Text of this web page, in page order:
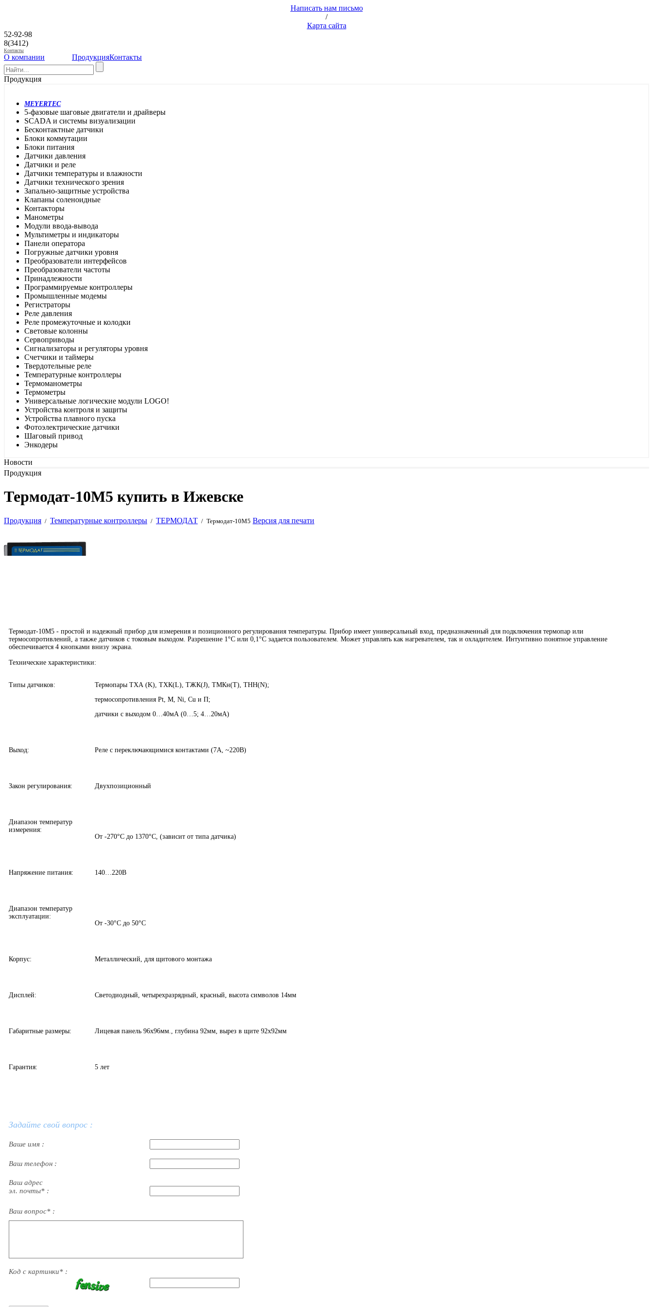
Написать нам письмо
/
Карта сайта
52-92-98
8(3412)
Контакты
О компании ПродукцияКонтакты
Продукция
MEYERTEC
5-фазовые шаговые двигатели и драйверы
SCADA и системы визуализации
Бесконтактные датчики
Блоки коммутации
Блоки питания
Датчики давления
Датчики и реле
Датчики температуры и влажности
Датчики технического зрения
Запально-защитные устройства
Клапаны соленоидные
Контакторы
Манометры
Модули ввода-вывода
Мультиметры и индикаторы
Панели оператора
Погружные датчики уровня
Преобразователи интерфейсов
Преобразователи частоты
Принадлежности
Программируемые контроллеры
Промышленные модемы
Регистраторы
Реле давления
Реле промежуточные и колодки
Световые колонны
Сервоприводы
Сигнализаторы и регуляторы уровня
Счетчики и таймеры
Твердотельные реле
Температурные контроллеры
Термоманометры
Термометры
Универсальные логические модули LOGO!
Устройства контроля и защиты
Устройства плавного пуска
Фотоэлектрические датчики
Шаговый привод
Энкодеры
Новости
Продукция
Термодат-10M5 купить в Ижевске
Продукция / Температурные контроллеры / ТЕРМОДАТ / Термодат-10M5 Версия для печати
Термодат-10М5 - простой и надежный прибор для измерения и позиционного регулирования температуры. Прибор имеет универсальный вход, предназначенный для подключения термопар или
термосопротивлений, а также датчиков с токовым выходом. Разрешение 1°С или 0,1°С задается пользователем. Может управлять как нагревателем, так и охладителем. Интуитивно понятное управление
обеспечивается 4 кнопками внизу экрана.
Технические характеристики:
Типы датчиков:
Термопары ТХА (K), ТХК(L), ТЖК(J), ТМКн(T), ТНН(N);
термосопротивления Pt, M, Ni, Cu и П;
датчики с выходом 0…40мА (0…5; 4…20мА)
Выход: Реле с переключающимися контактами (7А, ~220В)
Закон регулирования: Двухпозиционный
Диапазон температур
измерения:
От -270°С до 1370°С, (зависит от типа датчика)
Напряжение питания: 140…220В
Диапазон температур
эксплуатации:
От -30°С до 50°С
Корпус: Металлический, для щитового монтажа
Дисплей: Светодиодный, четырехразрядный, красный, высота символов 14мм
Габаритные размеры: Лицевая панель 96х96мм., глубина 92мм, вырез в щите 92х92мм
Гарантия: 5 лет
Задайте свой вопрос :
Ваше имя :
Ваш телефон :
Ваш адрес
эл. почты* :
Ваш вопрос* :
Код с картинки* :